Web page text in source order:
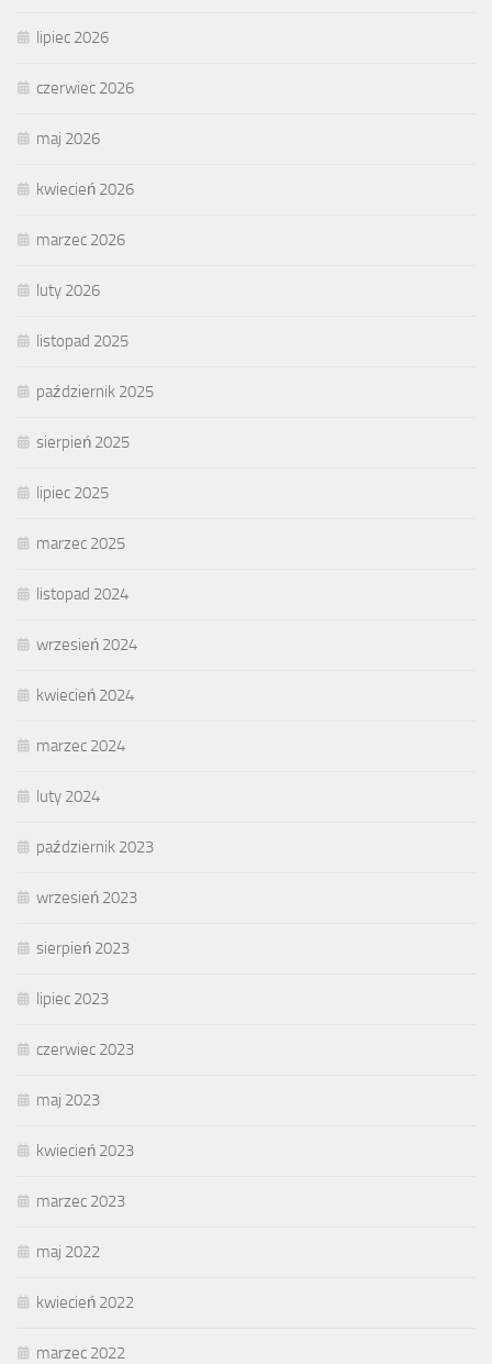
lipiec 2026
czerwiec 2026
maj 2026
kwiecień 2026
marzec 2026
luty 2026
listopad 2025
październik 2025
sierpień 2025
lipiec 2025
marzec 2025
listopad 2024
wrzesień 2024
kwiecień 2024
marzec 2024
luty 2024
październik 2023
wrzesień 2023
sierpień 2023
lipiec 2023
czerwiec 2023
maj 2023
kwiecień 2023
marzec 2023
maj 2022
kwiecień 2022
marzec 2022